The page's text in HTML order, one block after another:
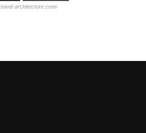
architecture.com/